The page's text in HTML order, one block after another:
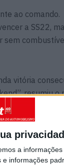
a
informações
ao comando.
a SS22,
sem
vitória
resumiu o
mais difícil da
que a
desistiu,